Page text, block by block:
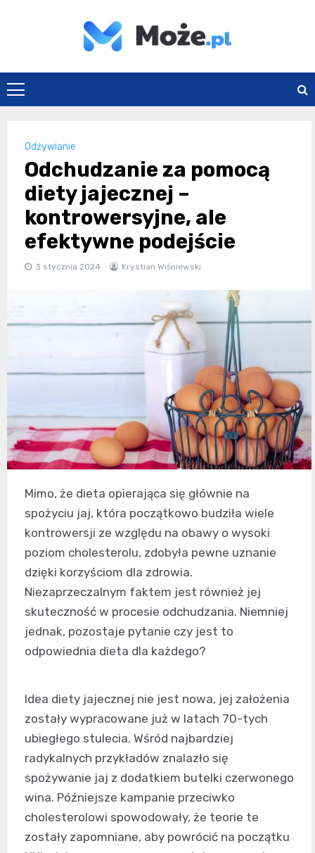
Może.pl
Odżywianie
Odchudzanie za pomocą
diety jajecznej –
kontrowersyjne, ale
efektywne podejście
3 stycznia 2024 Krystian Wiśniewski
Mimo, że dieta opierająca się głównie na
spożyciu jaj, która początkowo budziła wiele
kontrowersji ze względu na obawy o wysoki
poziom cholesterolu, zdobyła pewne uznanie
dzięki korzyściom dla zdrowia.
Niezaprzeczalnym faktem jest również jej
skuteczność w procesie odchudzania. Niemniej
jednak, pozostaje pytanie czy jest to
odpowiednia dieta dla każdego?
Idea diety jajecznej nie jest nowa, jej założenia
zostały wypracowane już w latach 70-tych
ubiegłego stulecia. Wśród najbardziej
radykalnych przykładów znalazło się
spożywanie jaj z dodatkiem butelki czerwonego
wina. Późniejsze kampanie przeciwko
cholesterolowi spowodowały, że teorie te
zostały zapomniane, aby powrócić na początku